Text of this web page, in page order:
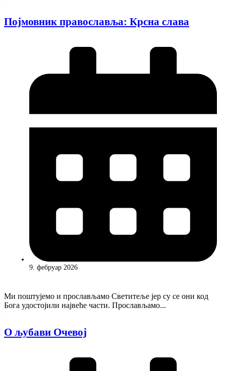
Појмовник православља: Крсна слава
9. фебруар 2026
Ми поштујемо и прослављамо Светитеље јер су се они код
Бога удостојили највеће части. Прослављамо...
О љубави Очевој